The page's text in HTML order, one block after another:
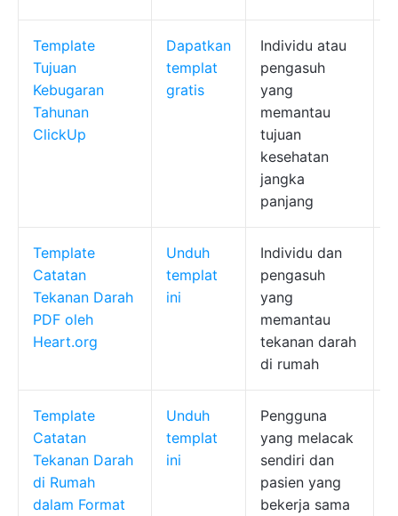
Template
Tujuan
Kebugaran
Tahunan
ClickUp
Dapatkan
templat
gratis
Individu atau
pengasuh
yang
memantau
tujuan
kesehatan
jangka
panjang
Template
Catatan
Tekanan Darah
PDF oleh
Heart.org
Unduh
templat
ini
Individu dan
pengasuh
yang
memantau
tekanan darah
di rumah
Template
Catatan
Tekanan Darah
di Rumah
dalam Format
Unduh
templat
ini
Pengguna
yang melacak
sendiri dan
pasien yang
bekerja sama